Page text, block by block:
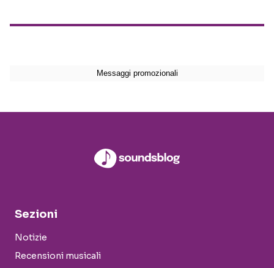
Sezioni
Notizie
Recensioni musicali